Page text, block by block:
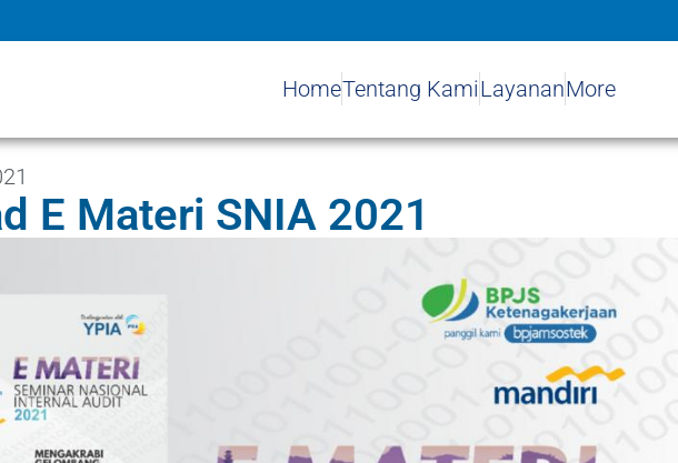
HomeTentang KamiLayananMore
E Materi SNIA 2021